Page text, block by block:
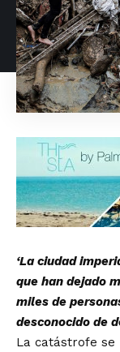
‘La ciudad
que han dejado
miles de
desconocido de
La catástrofe se